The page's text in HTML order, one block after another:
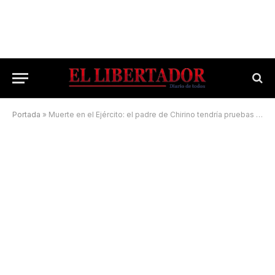
Portada » Muerte en el Ejército: el padre de Chirino tendría pruebas para aportar a la causa